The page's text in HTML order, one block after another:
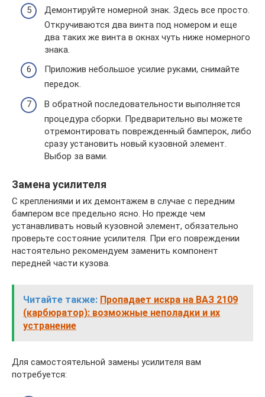
Демонтируйте номерной знак. Здесь все просто.
Откручиваются два винта под номером и еще
два таких же винта в окнах чуть ниже номерного
знака.
Приложив небольшое усилие руками, снимайте
передок.
В обратной последовательности выполняется
процедура сборки. Предварительно вы можете
отремонтировать поврежденный бамперок, либо
сразу установить новый кузовной элемент.
Выбор за вами.
Замена усилителя
С креплениями и их демонтажем в случае с передним
бампером все предельно ясно. Но прежде чем
устанавливать новый кузовной элемент, обязательно
проверьте состояние усилителя. При его повреждении
настоятельно рекомендуем заменить компонент
передней части кузова.
Читайте также: Пропадает искра на ВАЗ 2109
(карбюратор): возможные неполадки и их
устранение
Для самостоятельной замены усилителя вам
потребуется: